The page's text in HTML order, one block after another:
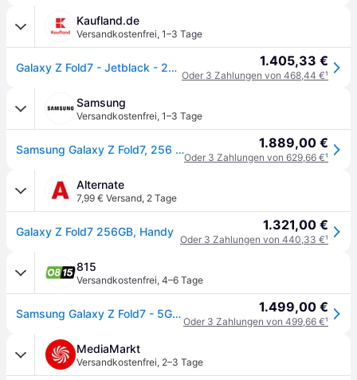
Kaufland.de
Versandkostenfrei, 1–3 Tage
Galaxy Z Fold7 - Jetblack - 256 GB 1.405,33 €
Oder 3 Zahlungen von 468,44 €¹
Samsung
Versandkostenfrei, 1–3 Tage
Samsung Galaxy Z Fold7, 256 GB Jetblack 1.889,00 €
Oder 3 Zahlungen von 629,66 €¹
Alternate
7,99 € Versand, 2 Tage
Galaxy Z Fold7 256GB, Handy 1.321,00 €
Oder 3 Zahlungen von 440,33 €¹
815
Versandkostenfrei, 4–6 Tage
Samsung Galaxy Z Fold7 - 5G Smartphone - Dual-SIM - RAM 12 GB / Interner Speicher 512 GB - OLED disp lay - 8 - 8 - 2184 x 1968 Pixel 2184 x 1968 Pixe 1.499,00 €
Oder 3 Zahlungen von 499,66 €¹
MediaMarkt
Versandkostenfrei, 2–3 Tage